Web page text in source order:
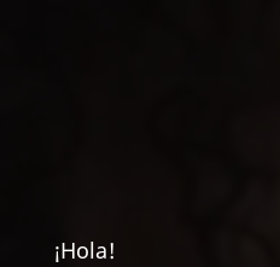
¡Hola!